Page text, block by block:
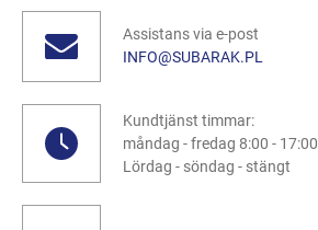
Assistans via e-post
INFO@SUBARAK.PL
Kundtjänst timmar:
måndag - fredag 8:00 - 17:00
Lördag - söndag - stängt